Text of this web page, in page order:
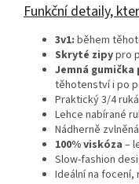
Funkční detaily,
3v1: během
Skryté zipypro
Jemná
těhotenství i po
Praktický 3/4
Lehce nabírané
Nádherně
100% viskóza –
Slow‑fashion
Ideální na